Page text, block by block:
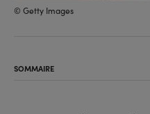
© Getty Images
SOMMAIRE